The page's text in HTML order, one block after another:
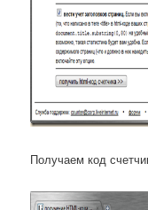
Получаем код